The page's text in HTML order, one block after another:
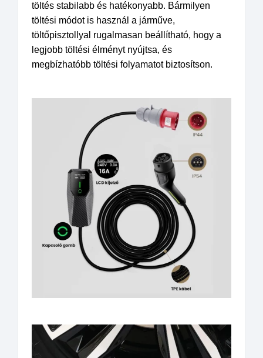
töltés stabilabb és hatékonyabb. Bármilyen
töltési módot is használ a járműve,
töltőpisztollyal rugalmasan beállítható, hogy a
legjobb töltési élményt nyújtsa, és
megbízhatóbb töltési folyamatot biztosítson.